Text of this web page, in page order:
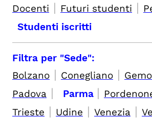
Docenti | Futuri studenti |
Studenti iscritti
Filtra per "Sede":
Bolzano | Conegliano |
Padova | Parma |
Trieste | Udine | Venezia |